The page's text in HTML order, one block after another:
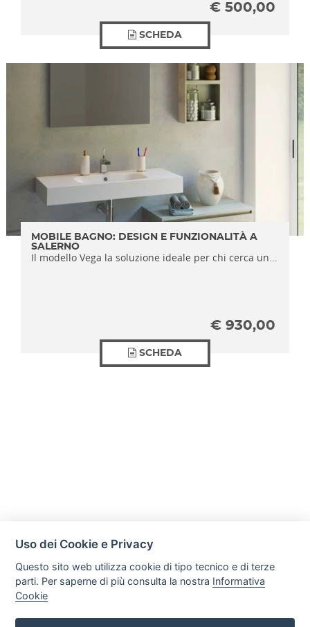
€ 500,00
SCHEDA
MOBILE BAGNO: DESIGN E FUNZIONALITÀ A
SALERNO
Il modello Vega la soluzione ideale per chi cerca un...
€ 930,00
SCHEDA
Mobili Di Palma
Uso dei Cookie e Privacy
Questo sito web utilizza cookie di tipo tecnico e di terze
parti. Per saperne di più consulta la nostra Informativa
Cookie